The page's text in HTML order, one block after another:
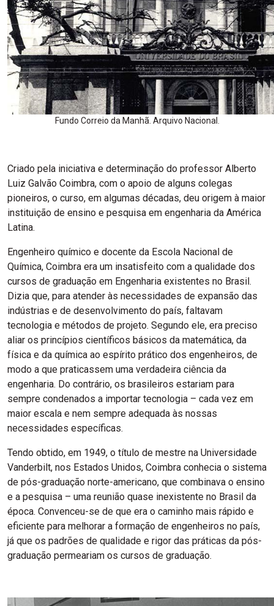
Fundo Correio da Manhã. Arquivo Nacional.
Criado pela iniciativa e determinação do professor Alberto
Luiz Galvão Coimbra, com o apoio de alguns colegas
pioneiros, o curso, em algumas décadas, deu origem à maior
instituição de ensino e pesquisa em engenharia da América
Latina.
Engenheiro químico e docente da Escola Nacional de
Química, Coimbra era um insatisfeito com a qualidade dos
cursos de graduação em Engenharia existentes no Brasil.
Dizia que, para atender às necessidades de expansão das
indústrias e de desenvolvimento do país, faltavam
tecnologia e métodos de projeto. Segundo ele, era preciso
aliar os princípios científicos básicos da matemática, da
física e da química ao espírito prático dos engenheiros, de
modo a que praticassem uma verdadeira ciência da
engenharia. Do contrário, os brasileiros estariam para
sempre condenados a importar tecnologia – cada vez em
maior escala e nem sempre adequada às nossas
necessidades específicas.
Tendo obtido, em 1949, o título de mestre na Universidade
Vanderbilt, nos Estados Unidos, Coimbra conhecia o sistema
de pós-graduação norte-americano, que combinava o ensino
e a pesquisa – uma reunião quase inexistente no Brasil da
época. Convenceu-se de que era o caminho mais rápido e
eficiente para melhorar a formação de engenheiros no país,
já que os padrões de qualidade e rigor das práticas da pós-
graduação permeariam os cursos de graduação.